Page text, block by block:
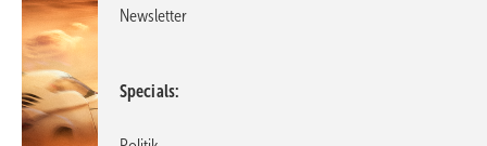
Newsletter
Specials